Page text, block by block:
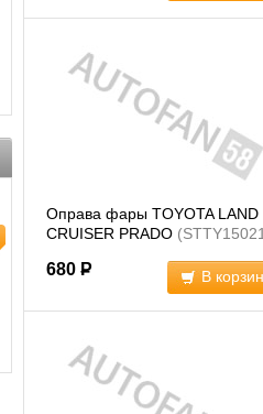
Оправа фары TOYOTA LAND
CRUISER PRADO
680 Р В